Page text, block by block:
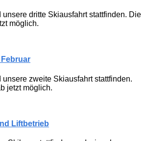
dritte Skiausfahrt stattfinden. Die
möglich.
zweite Skiausfahrt stattfinden.
jetzt möglich.
Liftbetrieb